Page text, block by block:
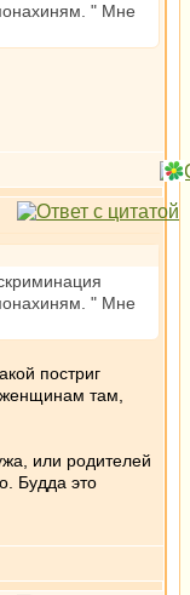
" Мне
" Мне
постриг
там,
или родителей
Будда это